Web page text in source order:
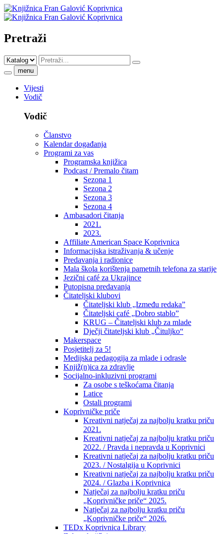
Pretraži
menu
Vijesti
Vodič
Vodič
Članstvo
Kalendar događanja
Programi za vas
Programska knjižica
Podcast / Premalo čitam
Sezona 1
Sezona 2
Sezona 3
Sezona 4
Ambasadori čitanja
2021.
2023.
Affiliate American Space Koprivnica
Informacijska istraživanja & učenje
Predavanja i radionice
Mala škola korištenja pametnih telefona za starije
Jezični café za Ukrajince
Putopisna predavanja
Čitateljski klubovi
Čitateljski klub „Između redaka”
Čitateljski café „Dobro stablo”
KRUG – Čitateljski klub za mlade
Dječji čitateljski klub „Čituljko“
Makerspace
Posjetitelj za 5!
Medijska pedagogija za mlade i odrasle
Knjiž(n)ica za zdravlje
Socijalno-inkluzivni programi
Za osobe s teškoćama čitanja
Latice
Ostali programi
Koprivničke priče
Kreativni natječaj za najbolju kratku priču
2021.
Kreativni natječaj za najbolju kratku priču
2022. / Pravda i nepravda u Koprivnici
Kreativni natječaj za najbolju kratku priču
2023. / Nostalgija u Koprivnici
Kreativni natječaj za najbolju kratku priču
2024. / Glazba i Koprivnica
Natječaj za najbolju kratku priču
„Koprivničke priče“ 2025.
Natječaj za najbolju kratku priču
„Koprivničke priče“ 2026.
TEDx Koprivnica Library